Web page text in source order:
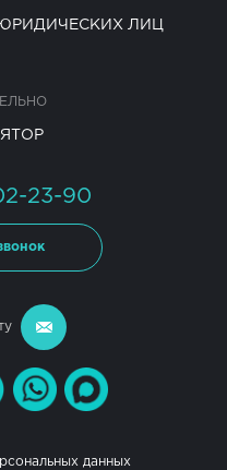
ЛИЦ
23-90
данных